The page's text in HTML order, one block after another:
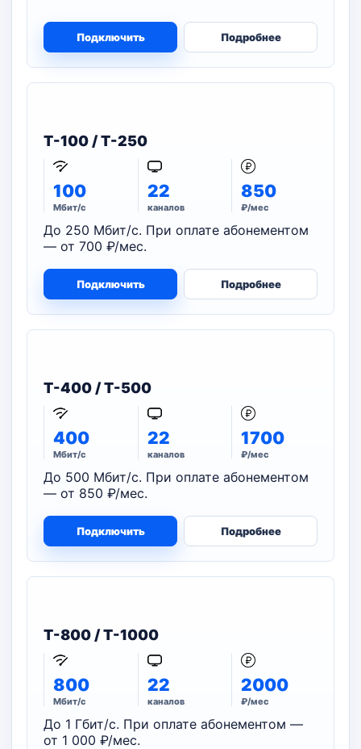
Подключить Подробнее
T-100 / T-250
100
Мбит/с
22
каналов
850
₽/мес
До 250 Мбит/с. При оплате абонементом
— от 700 ₽/мес.
Подключить Подробнее
T-400 / T-500
400
Мбит/с
22
каналов
1700
₽/мес
До 500 Мбит/с. При оплате абонементом
— от 850 ₽/мес.
Подключить Подробнее
T-800 / T-1000
800
Мбит/с
22
каналов
2000
₽/мес
До 1 Гбит/с. При оплате абонементом —
от 1 000 ₽/мес.